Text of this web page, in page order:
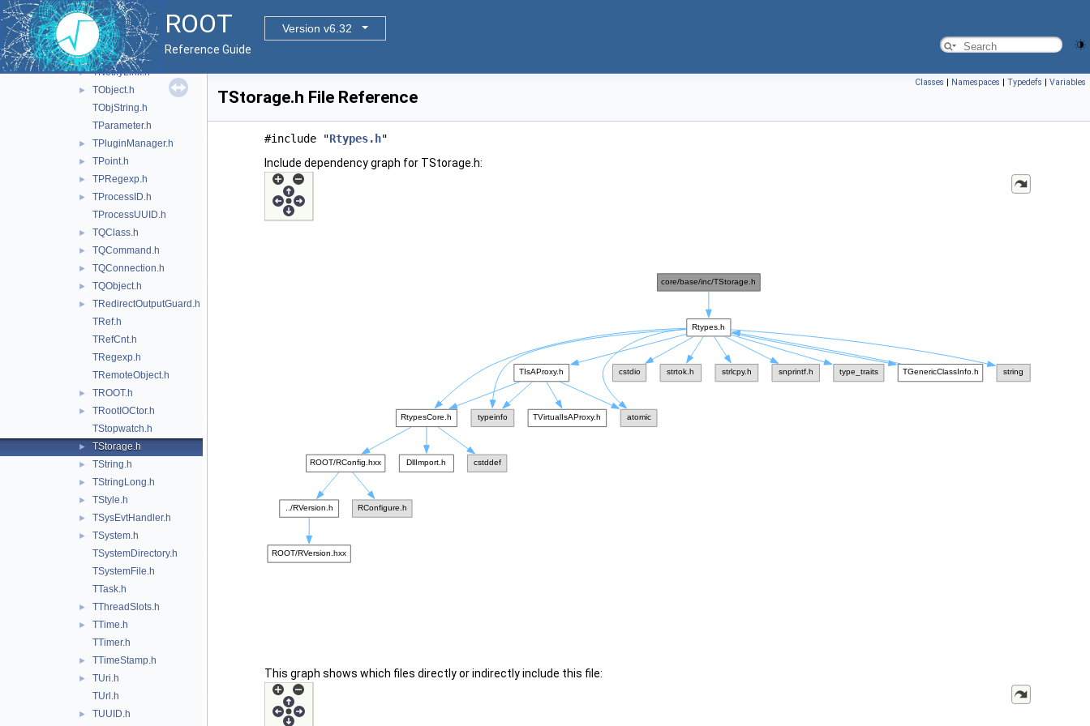
ROOT
Version v6.32
Reference Guide
TMemberInspector.h
TMessageHandler.h
TNamed.h
► TNotifyLink.h
►
TObject.h
TObjString.h
TParameter.h
► TPluginManager.h
► TPoint.h
► TPRegexp.h
►
TProcessID.h
TProcessUUID.h
► TQClass.h
► TQCommand.h
► TQConnection.h
► TQObject.h
►
TRedirectOutputGuard.h
TRef.h
TRefCnt.h
TRegexp.h
TRemoteObject.h
► TROOT.h
►
TRootIOCtor.h
TStopwatch.h
► TStorage.h
► TString.h
► TStringLong.h
► TStyle.h
► TSysEvtHandler.h
►
TSystem.h
TSystemDirectory.h
TSystemFile.h
TTask.h
► TThreadSlots.h
►
TTime.h
TTimer.h
► TTimeStamp.h
►
TUri.h
TUrl.h
► TUUID.h
Classes | Namespaces | Typedefs | Variables
TStorage.h File Reference
#include "Rtypes.h"
Include dependency graph for TStorage.h:
This graph shows which files directly or indirectly include this file: